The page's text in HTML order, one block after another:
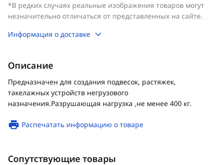
*В редких случаях реальные изображения товаров могут
незначительно отличаться от представленных на сайте.
Информация о доставке
Описание
Предназначен для создания подвесок, растяжек,
такелажных устройств негрузового
назначения.Разрушающая нагрузка ,не менее 400 кг.
Распечатать информацию о товаре
Сопутствующие товары